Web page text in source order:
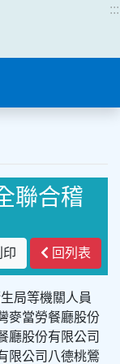
:::
聯合稽
印 回列表
局等機關人員
麥當勞餐廳股份
廳股份有限公司
限公司八德桃鶯